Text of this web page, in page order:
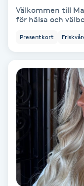
Skinbooster
Sklerosering
Skägg
Skäggfärgning
Skäggklippning
Skäggtrimmning
Välkommen till
för hälsa och
Presentkort